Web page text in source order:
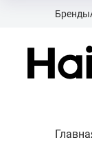
Бренды